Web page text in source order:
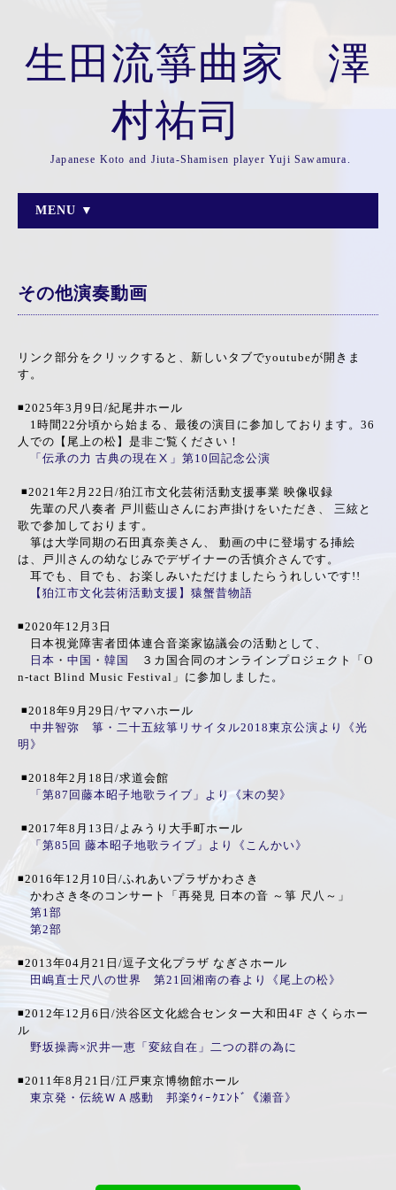
生田流箏曲家 澤
村祐司
Japanese Koto and Jiuta-Shamisen player Yuji Sawamura.
MENU ▼
その他演奏動画
リンク部分をクリックすると、新しいタブでyoutubeが開きま
す。
◾️2025年3月9日/紀尾井ホール
1時間22分頃から始まる、最後の演目に参加しております。36
人での【尾上の松】是非ご覧ください！
「伝承の力 古典の現在Ⅹ」第10回記念公演
◾️2021年2月22日/狛江市文化芸術活動支援事業 映像収録
先輩の尺八奏者 戸川藍山さんにお声掛けをいただき、 三絃と
歌で参加しております。
箏は大学同期の石田真奈美さん、 動画の中に登場する挿絵
は、戸川さんの幼なじみでデザイナーの舌慎介さんです。
耳でも、目でも、お楽しみいただけましたらうれしいです!!
【狛江市文化芸術活動支援】猿蟹昔物語
◾️2020年12月3日
日本視覚障害者団体連合音楽家協議会の活動として、
日本 ・ 中国 ・ 韓国
３カ国合同のオンラインプロジェクト「O
n-tact Blind Music Festival」に参加しました。
◾️2018年9月29日/ヤマハホール
中井智弥 箏・二十五絃箏リサイタル2018東京公演より《光
明》
◾️2018年2月18日/求道会館
「第87回藤本昭子地歌ライブ」より《末の契》
◾️2017年8月13日/よみうり大手町ホール
「第85回 藤本昭子地歌ライブ」より《こんかい》
◾️2016年12月10日/ふれあいプラザかわさき
かわさき冬のコンサート「再発見 日本の音 ～箏 尺八～」
第1部
第2部
◾️2013年04月21日/逗子文化プラザ なぎさホール
田嶋直士尺八の世界 第21回湘南の春より《尾上の松》
◾️2012年12月6日/渋谷区文化総合センター大和田4F さくらホー
ル
野坂操壽×沢井一恵「変絃自在」二つの群の為に
◾️2011年8月21日/江戸東京博物館ホール
東京発・伝統ＷＡ感動 邦楽ｳｨｰｸｴﾝﾄﾞ《瀬音》